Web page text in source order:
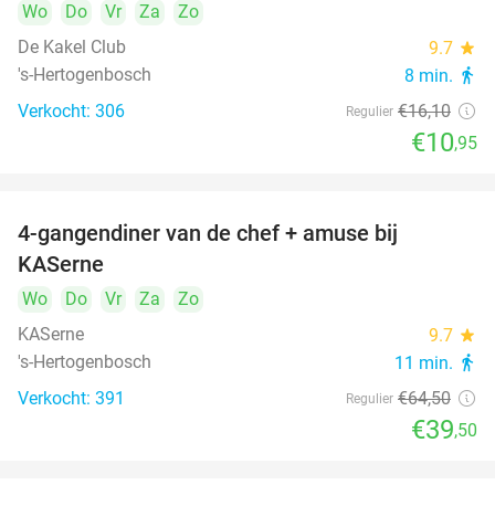
Wo Do Vr Za
Zo
De Kakel Club
9.7 star
's-Hertogenbosch 8 min. directions_walk
Verkocht: 306 Regulier €16,10
€10,95
4-gangendiner van de chef + amuse bij
KASerne
Wo Do Vr Za
Zo
KASerne
9.7 star
's-Hertogenbosch 11 min. directions_walk
Verkocht: 391 Regulier €64,50
€39,50